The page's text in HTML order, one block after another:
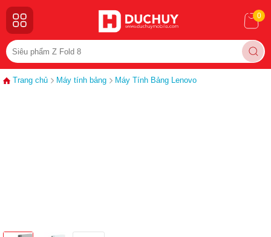
0
Trang chủ Máy tính bảng Máy Tính Bảng Lenovo